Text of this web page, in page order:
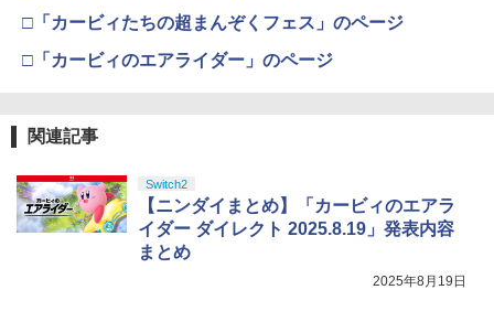
□「カービィたちの超まんぞくフェス」のページ
□「カービィのエアライダー」のページ
関連記事
Switch2
【ニンダイまとめ】「カービィのエアラ
イダー ダイレクト 2025.8.19」発表内容
まとめ
2025年8月19日